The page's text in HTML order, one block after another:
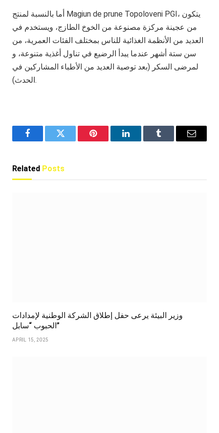
أما بالنسبة لمنتج Magiun de prune Topoloveni PGI، يتكون
من عجينة مركزة مصنوعة من الخوخ الطازج، ويستخدم في
العديد من الأنظمة الغذائية للناس بمختلف الفئات العمرية، من
سن ستة أشهر عندما يبدأ الرضيع في تناول أغذية متنوعة، و
لمرضى السكر (بعد توصية العديد من الأطباء المشاركين في
الحدث).
FacebookTwitter Pinterest LinkedInTumblr Email
Related Posts
وزير البيئة يرعى حفل إطلاق الشركة الوطنية لإمدادات
الحبوب “سابل”
APRIL 15, 2025